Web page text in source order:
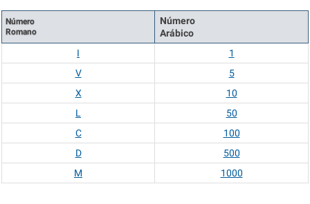
Número
Romano
Número
Arábico
I
1
V
5
X
10
L
50
C
100
D
500
M
1000